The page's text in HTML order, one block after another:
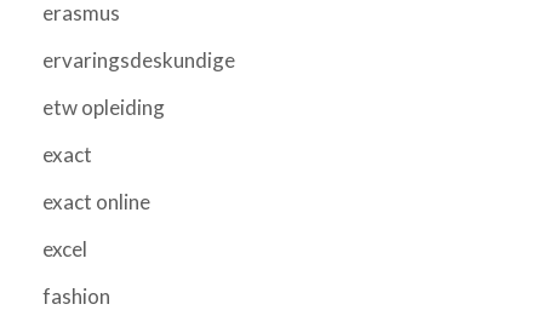
erasmus
ervaringsdeskundige
etw opleiding
exact
exact online
excel
fashion